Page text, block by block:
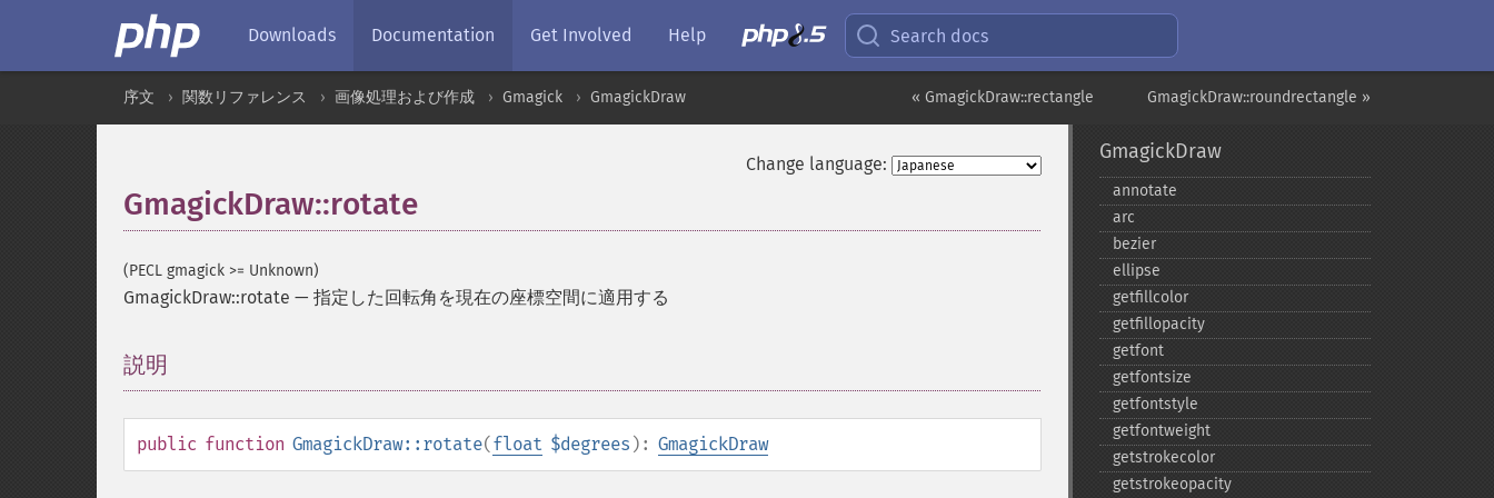
Downloads Documentation Get Involved Help Search docs
GmagickDraw::roundrectangle »
« GmagickDraw::rectangle
序文 関数リファレンス 画像処理および作成 Gmagick GmagickDraw
Change language:
GmagickDraw::rotate
(PECL gmagick >= Unknown)
GmagickDraw::rotate — 指定した回転角を現在の座標空間に適用する
説明
public function GmagickDraw::rotate(float $degrees ): GmagickDraw
GmagickDraw
annotate
arc
bezier
ellipse
getfillcolor
getfillopacity
getfont
getfontsize
getfontstyle
getfontweight
getstrokecolor
getstrokeopacity